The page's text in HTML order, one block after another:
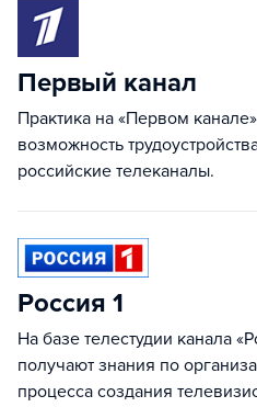
Первый канал
Практика на «Первом
возможность
российские телеканалы.
Россия 1
На базе телестудии канала
получают знания по
процесса создания